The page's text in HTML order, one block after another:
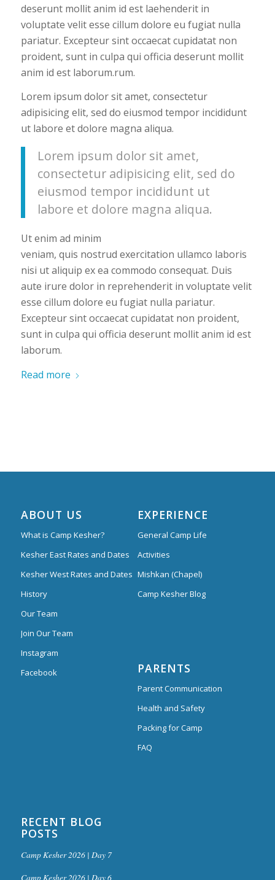
deserunt mollit anim id est laehenderit in
voluptate velit esse cillum dolore eu fugiat nulla
pariatur. Excepteur sint occaecat cupidatat non
proident, sunt in culpa qui officia deserunt mollit
anim id est laborum.rum.
Lorem ipsum dolor sit amet, consectetur
adipisicing elit, sed do eiusmod tempor incididunt
ut labore et dolore magna aliqua.
Lorem ipsum dolor sit amet,
consectetur adipisicing elit, sed do
eiusmod tempor incididunt ut
labore et dolore magna aliqua.
Ut enim ad minim
veniam, quis nostrud exercitation ullamco laboris
nisi ut aliquip ex ea commodo consequat. Duis
aute irure dolor in reprehenderit in voluptate velit
esse cillum dolore eu fugiat nulla pariatur.
Excepteur sint occaecat cupidatat non proident,
sunt in culpa qui officia deserunt mollit anim id est
laborum.
Read more
ABOUT US
What is Camp Kesher?
Kesher East Rates and Dates
Kesher West Rates and Dates
History
Our Team
Join Our Team
Instagram
Facebook
EXPERIENCE
General Camp Life
Activities
Mishkan (Chapel)
Camp Kesher Blog
PARENTS
Parent Communication
Health and Safety
Packing for Camp
FAQ
RECENT BLOG
POSTS
Camp Kesher 2026 | Day 7
Camp Kesher 2026 | Day 6